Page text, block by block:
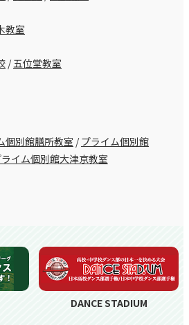
教室
/五位堂教室
個別館膳所教室 /プライム個別館
イム個別館大津京教室
アップ学習会はセレッソ大阪の